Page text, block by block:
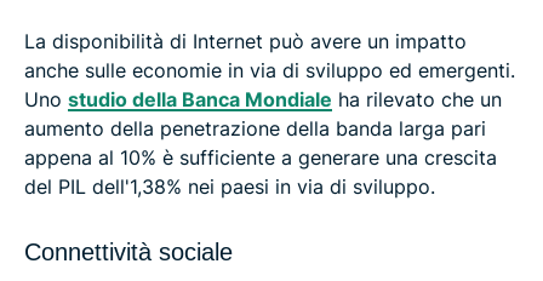
La disponibilità di Internet può avere un impatto
anche sulle economie in via di sviluppo ed emergenti.
Uno studio della Banca Mondiale ha rilevato che un
aumento della penetrazione della banda larga pari
appena al 10% è sufficiente a generare una crescita
del PIL dell'1,38% nei paesi in via di sviluppo.
Connettività sociale